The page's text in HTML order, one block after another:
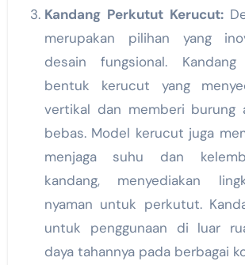
Kandang Perkutut Kerucut:
merupakan pilihan yang
desain fungsional.
bentuk kerucut yang
vertikal dan memberi burung
bebas. Model kerucut juga
menjaga suhu dan
kandang, menyediakan
nyaman untuk perkutut.
untuk penggunaan di luar
daya tahannya pada berbagai